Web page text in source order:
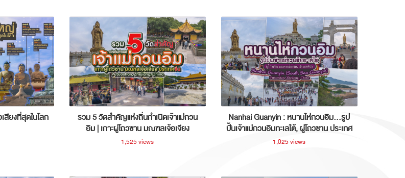
สียงที่สุดในโลก
รวม 5 วัดสำคัญแห่งถิ่นกำเนิดเจ้าแม่กวน
อิม | เกาะผู่โถวซาน มณฑลเจ้อเจียง
ประเทศจีน
1,525 views
Nanhai Guanyin : หนานไห่กวนอิม...รูป
ปั้นเจ้าแม่กวนอิมทะเลใต้, ผู่โถวซาน ประเทศ
จีน
1,025 views